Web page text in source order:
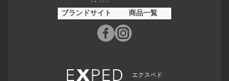
ブランドサイト 商品一覧
エクスペド